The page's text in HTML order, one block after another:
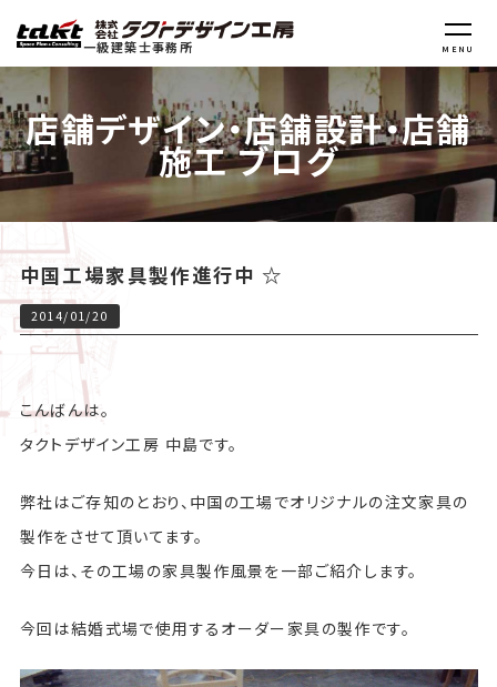
一級建築士事務所 MENU
店舗デザイン・店舗設計・店舗
施工 ブログ
中国工場家具製作進行中 ☆
2014/01/20
こんばんは。
タクトデザイン工房 中島です。
弊社はご存知のとおり、中国の工場でオリジナルの注文家具の
製作をさせて頂いてます。
今日は、その工場の家具製作風景を一部ご紹介します。
今回は結婚式場で使用するオーダー家具の製作です。